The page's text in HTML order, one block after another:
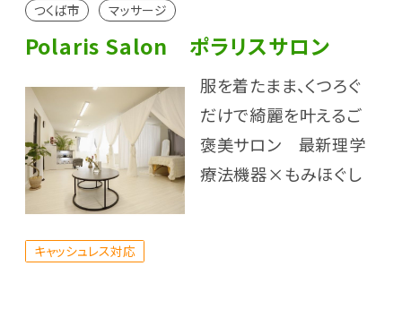
つくば市 マッサージ
Polaris Salon ポラリスサロン
服を着たまま、くつろぐ
だけで綺麗を叶えるご
褒美サロン 最新理学
療法機器×もみほぐし
キャッシュレス対応